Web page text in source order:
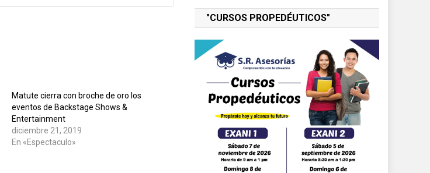
Matute cierra con broche de oro los
eventos de Backstage Shows &
Entertainment
diciembre 21, 2019
En «Espectaculo»
"CURSOS PROPEDÉUTICOS"